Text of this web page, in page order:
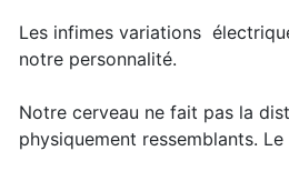
Les infimes variations
notre personnalité.
Notre cerveau ne fait pas la
physiquement ressemblants.